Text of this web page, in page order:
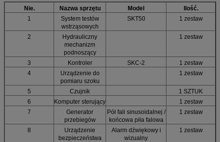
Nie. Nazwa sprzętu Model
Ilość.
1
System testów
wstrząsowych
SKT50 1 zestaw
2
Hydrauliczny
mechanizm
podnoszący
1 zestaw
3 Kontroler SKC-2
1 zestaw
4
Urządzenie do
pomiaru szoku
1 zestaw
5 Czujnik
1 SZTUK
6
Komputer sterujący
1 zestaw
7
Generator
przebiegów
Pół fali sinusoidalnej /
końcowa piła falowa
1 zestaw
8
Urządzenie
bezpieczeństwa
Alarm dźwiękowy i
wizualny
1 zestaw